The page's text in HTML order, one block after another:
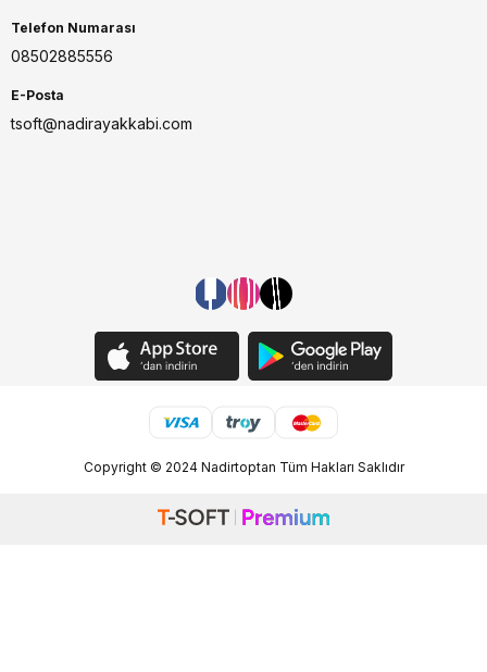
Telefon Numarası
08502885556
E-Posta
tsoft@nadirayakkabi.com
Copyright © 2024 Nadirtoptan Tüm Hakları Saklıdır